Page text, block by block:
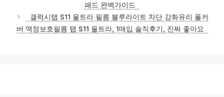
패드 완벽가이드
갤럭시탭 S11 울트라 필름 블루라이트 차단 강화유리 풀커
버 액정보호필름 탭 S11 울트라, 1매입 솔직후기, 진짜 좋아요